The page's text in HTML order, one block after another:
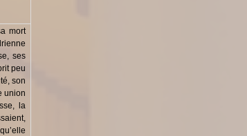
mort
ses
peu
son
union
la